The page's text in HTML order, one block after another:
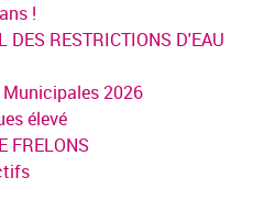
!
DES RESTRICTIONS D'EAU
2026
élevé
FRELONS